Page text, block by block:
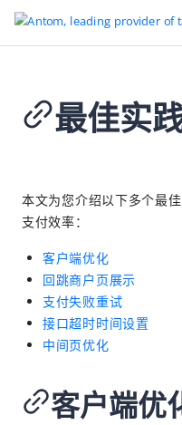
返回首页
概述
快速开始
场景适配指引
支付方式
支付
Payment Element 集成
仅 API 集成
最佳实
本文为您介绍以下多个最
支付效率：
客户端优化
回跳商户页展示
支付失败重试
接口超时时间设置
中间页优化
客户端优